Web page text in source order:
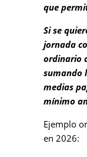
que
Si se
jornada
ordinario
sumando
medias
mínimo
Ejemplo
en 2026: